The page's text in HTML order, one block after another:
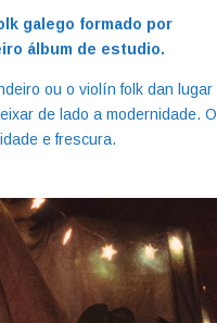
galego formado por
álbum de estudio.
ou o violín folk dan lugar
de lado a modernidade. O
e frescura.